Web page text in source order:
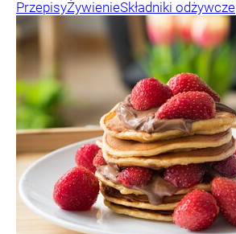
PrzepisyŻywienieSkładniki odżywcze